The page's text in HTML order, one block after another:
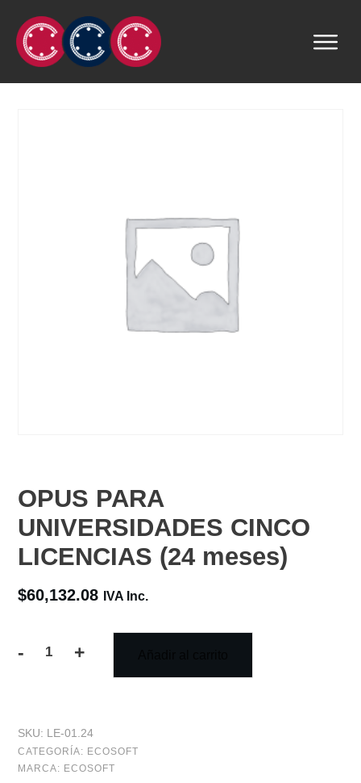
OPUS PARA
UNIVERSIDADES CINCO
LICENCIAS (24 meses)
$60,132.08 IVA Inc.
-
CINCO
LICENCIAS
+
SKU: LE-01.24
CATEGORÍA: ECOSOFT
MARCA: ECOSOFT